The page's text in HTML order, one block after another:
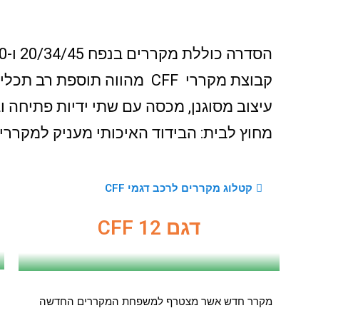
הסדרה כוללת מקררים בנפח 20/34/45 ו-70 מפוצל ומטצרף למשפחת המקררים, מקרר חדש בנפח 13 ליטר.
קבוצת מקררי CFF מהווה תוספת רב תכליתית ומשמעותית למגוון המקררים של
עיצוב מסוגנן, מכסה עם שתי ידיות
מחוץ לבית: הבידוד האיכותי מעניק
קטלוג מקררים לרכב דגמי CFF
דגם CFF 12
מקרר חדש אשר מצטרף למשפחת המקררים החדשה